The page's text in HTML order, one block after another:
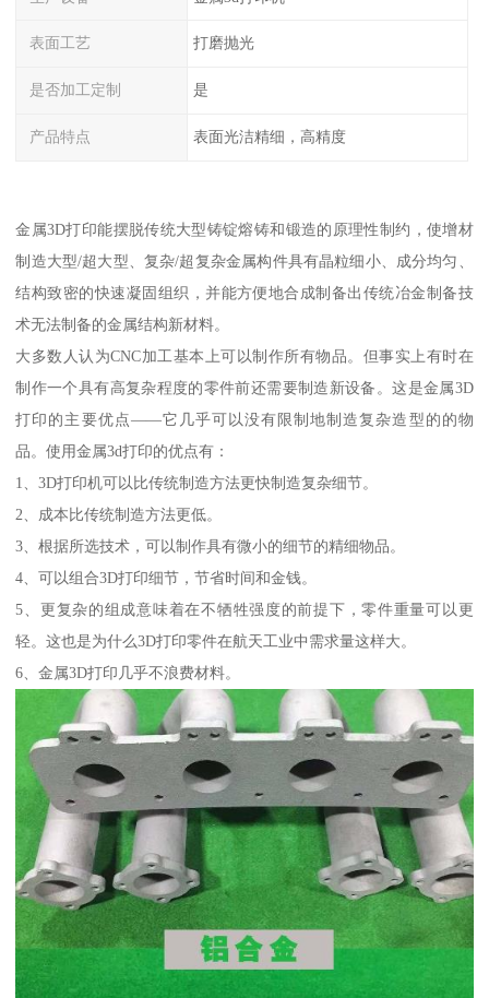
表面工艺 打磨抛光
是否加工定制 是
产品特点 表面光洁精细，高精度
金属3D打印能摆脱传统大型铸锭熔铸和锻造的原理性制约，使增材
制造大型/超大型、复杂/超复杂金属构件具有晶粒细小、成分均匀、
结构致密的快速凝固组织，并能方便地合成制备出传统冶金制备技
术无法制备的金属结构新材料。
大多数人认为CNC加工基本上可以制作所有物品。但事实上有时在
制作一个具有高复杂程度的零件前还需要制造新设备。这是金属3D
打印的主要优点——它几乎可以没有限制地制造复杂造型的的物
品。使用金属3d打印的优点有：
1、3D打印机可以比传统制造方法更快制造复杂细节。
2、成本比传统制造方法更低。
3、根据所选技术，可以制作具有微小的细节的精细物品。
4、可以组合3D打印细节，节省时间和金钱。
5、更复杂的组成意味着在不牺牲强度的前提下，零件重量可以更
轻。这也是为什么3D打印零件在航天工业中需求量这样大。
6、金属3D打印几乎不浪费材料。